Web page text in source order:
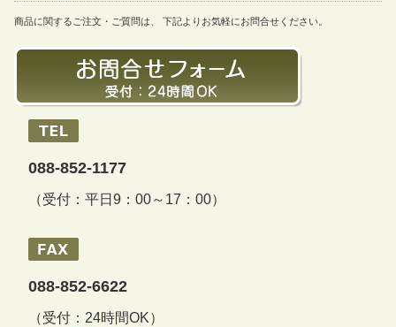
商品に関するご注文・ご質問は、 下記よりお気軽にお問合せください。
088-852-1177
（受付：平日9：00～17：00）
088-852-6622
（受付：24時間OK）